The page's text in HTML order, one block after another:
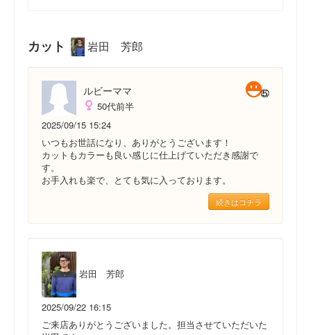
カット 岩田 芳郎
ルビーママ
50代前半
2025/09/15 15:24
いつもお世話になり、ありがとうございます！
カットもカラーも良い感じに仕上げていただき感謝で
す。
お手入れも楽で、とても気に入っております。
続きはコチラ
岩田 芳郎
2025/09/22 16:15
ご来店ありがとうございました。担当させていただいた